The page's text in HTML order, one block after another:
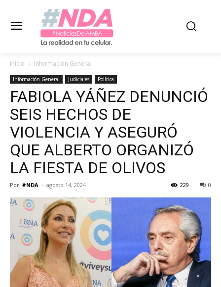
Inicio Información General
Información General Judiciales Política
FABIOLA YÁÑEZ DENUNCIÓ
SEIS HECHOS DE
VIOLENCIA Y ASEGURÓ
QUE ALBERTO ORGANIZÓ
LA FIESTA DE OLIVOS
Por #NDA - agosto 14, 2024 0
229